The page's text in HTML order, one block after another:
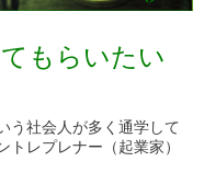
もらいたい
う社会人が多く通学して
レプレナー（起業家）